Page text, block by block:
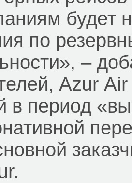
будет
по
–
Azur
в период